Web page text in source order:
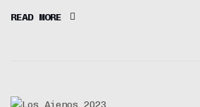
READ MORE